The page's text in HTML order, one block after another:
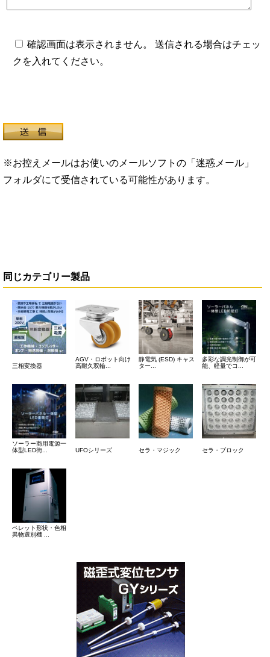
確認画面は表示されません。 送信される場合はチェッ
クを入れてください。
※お控えメールはお使いのメールソフトの「迷惑メール」
フォルダにて受信されている可能性があります。
同じカテゴリー製品
三相変換器
AGV・ロボット向け
高耐久双輪...
静電気 (ESD) キャス
ター...
多彩な調光制御が可
能、軽量でコ...
ソーラー商用電源一
体型LED街...
UFOシリーズ セラ・マジック セラ・ブロック
ペレット形状・色相
異物選別機 ...